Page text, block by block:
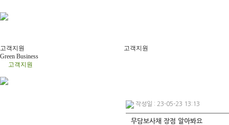
고객지원
Green Business
고객지원
고객지원
작성일 : 23-05-23 13:13
무담보사채 장점 알아봐요